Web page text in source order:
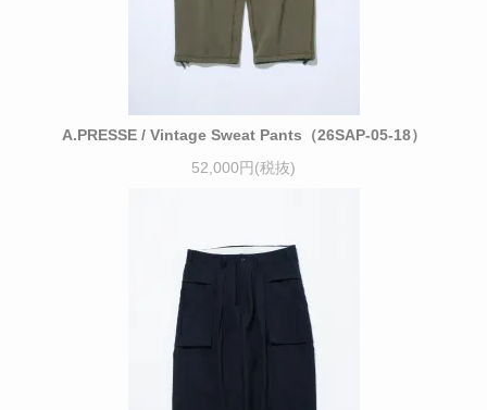
A.PRESSE / Vintage Sweat Pants（26SAP-05-18）
52,000円(税抜)